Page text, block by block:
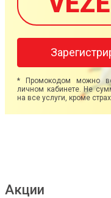
* Промокодом можно
личном кабинете. Не
на все услуги, кроме
Акции